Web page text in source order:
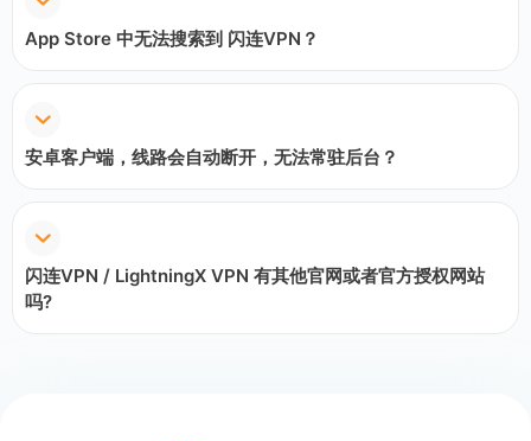
App Store 中无法搜索到 闪连VPN？
安卓客户端，线路会自动断开，无法常驻后台？
闪连VPN / LightningX VPN 有其他官网或者官方授权网站
吗?